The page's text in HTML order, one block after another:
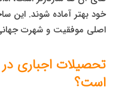
خود بهتر آماده شوند. این
اصلی موفقیت و شهرت
تحصیلات اجباری
است؟